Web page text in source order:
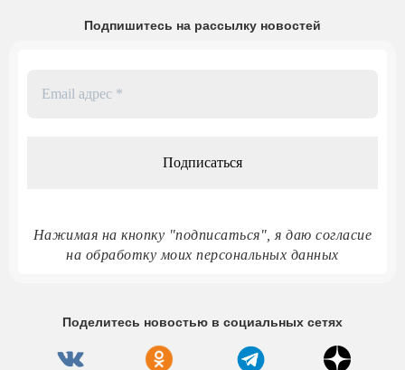
Подпишитесь на рассылку новостей
Нажимая на кнопку "подписаться", я даю согласие
на обработку моих персональных данных
Поделитесь новостью в социальных сетях